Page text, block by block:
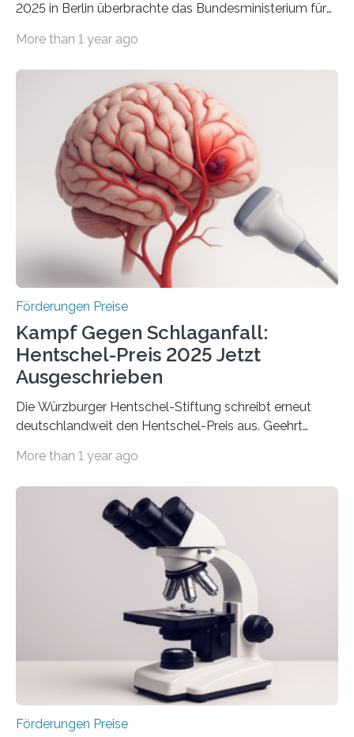
2025 in Berlin überbrachte das Bundesministerium für
Überplanmäßige Verpflichtungsermächtigungen in
Woche vom Haushaltsausschuss freigegeben – unter
anderem zur Unterstützung der
Industrieforschungsprogramme Industrielle
Gemeinschaftsforschung (IGF), Zentrales
Innovationsprogramm Mittelstand (ZIM) und
Innovationskompetenz INNO-KOM. Auf dem
Innovationstag Mittelstand 2025 am 5. Juni 2025 in
Berlin überbrachte das Bundesministerium für
Wirtschaft und Energie eine gute Nachricht:
Überplanmäßige Verpflichtungsermächtigungen in
More than 1 year ago
Förderungen Preise
Kampf Gegen Schlaganfall:
Hentschel-Preis 2025 Jetzt
Ausgeschrieben
Die Würzburger Hentschel-Stiftung schreibt erneut
deutschlandweit den Hentschel-Preis aus. Geehrt
hochrangige wissenschaftliche Publikation zum Thema
Schlaganfall“ mit Sitz in Würzburg fördert die
Schlaganfallforschung, um die Behandlung der
Betroffenen zu verbessern. Dazu schreibt sie auch in
diesem Jahr wieder deutschlandweit den Hentschel-
Preis aus. Er richtet sich gezielt an jüngere
Forscherinnen und Forscher unter 40 Jahren. Geehrt
werden soll eine herausragende Doktorarbeit oder eine
hochrangige wissenschaftliche Publikation zum Thema
More than 1 year ago
Förderungen Preise